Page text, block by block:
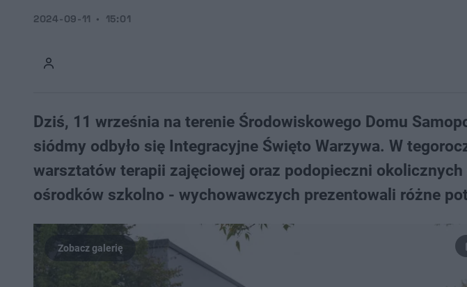
2024-09-11 15:01
Dziś, 11 września na terenie Środowiskowego Domu
siódmy odbyło się Integracyjne Święto Warzywa. W
warsztatów terapii zajęciowej oraz podopieczni
ośrodków szkolno - wychowawczych prezentowali różne